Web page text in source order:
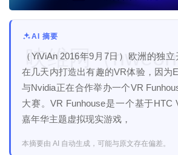
AI 摘要
（YiViAn 2016年9月7日）欧洲的独
在几天内打造出有趣的VR体验，因为
与Nvidia正在合作举办一个VR
大赛。VR Funhouse是一个基于HTC
嘉年华主题虚拟现实游戏，
本摘要由 AI 自动生成，可能与原文存在偏差。
映维网（